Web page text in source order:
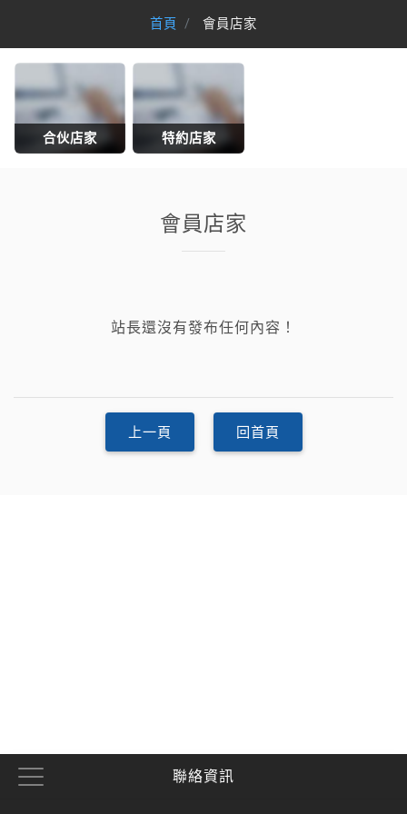
首頁 會員店家
合伙店家 特約店家
會員店家
站長還沒有發布任何內容！
上一頁 回首頁
聯絡資訊